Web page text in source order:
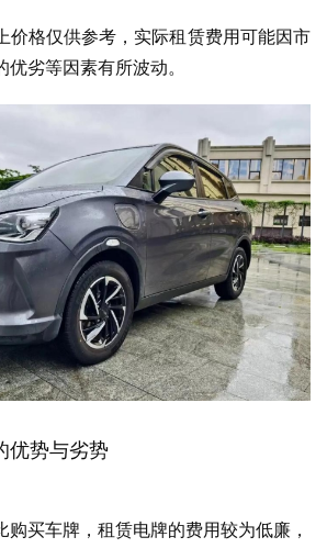
价格仅供参考，实际租赁费用可能因市
劣等因素有所波动。
优势与劣势
购买车牌，租赁电牌的费用较为低廉，